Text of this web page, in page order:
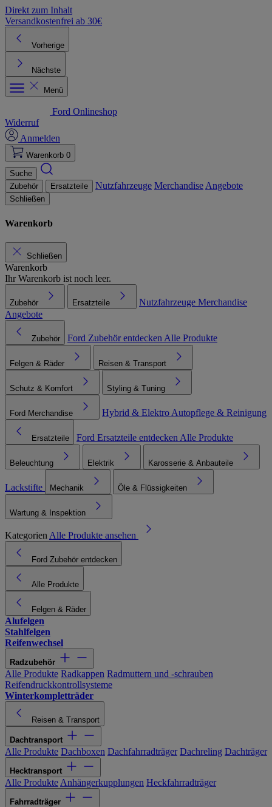
Direkt zum Inhalt
Versandkostenfrei ab 30€
Vorherige
Nächste
Menü
Ford Onlineshop
Widerruf
Anmelden
Warenkorb 0
Suche
Zubehör
Ersatzteile Nutzfahrzeuge Merchandise Angebote
Schließen
Warenkorb
Schließen
Warenkorb
Ihr Warenkorb ist noch leer.
Zubehör Ersatzteile Nutzfahrzeuge Merchandise
Angebote
Zubehör Ford Zubehör entdecken Alle Produkte
Felgen & Räder Reisen & Transport
Schutz & Komfort Styling & Tuning
Ford Merchandise Hybrid & Elektro Autopflege & Reinigung
Ersatzteile Ford Ersatzteile entdecken Alle Produkte
Beleuchtung Elektrik Karosserie & Anbauteile
Lackstifte Mechanik Öle & Flüssigkeiten
Wartung & Inspektion
Kategorien Alle Produkte ansehen
Ford Zubehör entdecken
Alle Produkte
Felgen & Räder
Alufelgen
Stahlfelgen
Reifenwechsel
Radzubehör
Alle Produkte Radkappen Radmuttern und -schrauben
Reifendruckkontrollsysteme
Winterkompletträder
Reisen & Transport
Dachtransport
Alle Produkte Dachboxen Dachfahrradträger Dachreling Dachträger
Hecktransport
Alle Produkte Anhängerkupplungen Heckfahrradträger
Fahrradträger